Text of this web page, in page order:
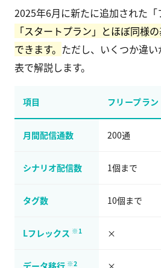
2025年6月に新たに追加された「
「スタートプラン」とほぼ同様
できます。 ただし、いくつか違
表で解説します。
項目 フリープラン
月間配信通数 200通
シナリオ配信数 1個まで
タグ数 10個まで
Lフレックス ※1 ×
※2